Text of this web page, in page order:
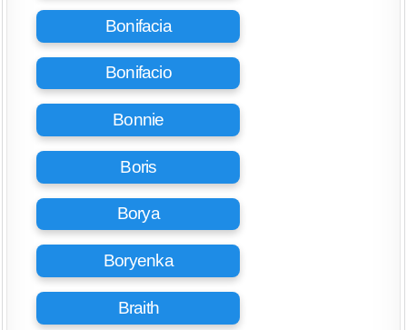
Bonifacia
Bonifacio
Bonnie
Boris
Borya
Boryenka
Braith